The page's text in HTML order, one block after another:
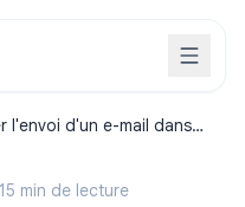
l'envoi d'un e-mail dans
15 min de lecture